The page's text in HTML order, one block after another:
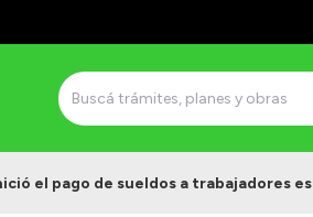
el pago de sueldos a trabajadores